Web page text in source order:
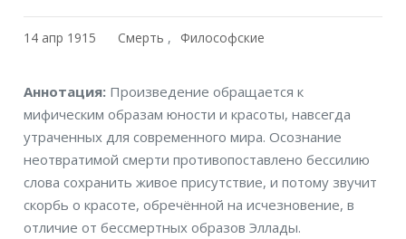
14 апр 1915 Смерть Философские
Аннотация
Аннотация: Произведение обращается к
мифическим образам юности и красоты, навсегда
утраченных для современного мира. Осознание
неотвратимой смерти противопоставлено бессилию
слова сохранить живое присутствие, и потому звучит
скорбь о красоте, обречённой на исчезновение, в
отличие от бессмертных образов Эллады.